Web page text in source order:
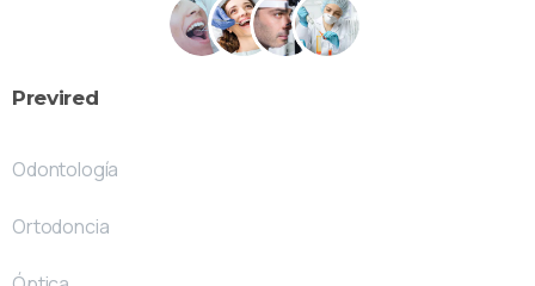
Previred
Odontología
Ortodoncia